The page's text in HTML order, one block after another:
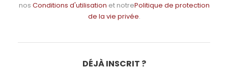
nos Conditions d'utilisation et notrePolitique de protection
de la vie privée.
DÉJÀ INSCRIT ?